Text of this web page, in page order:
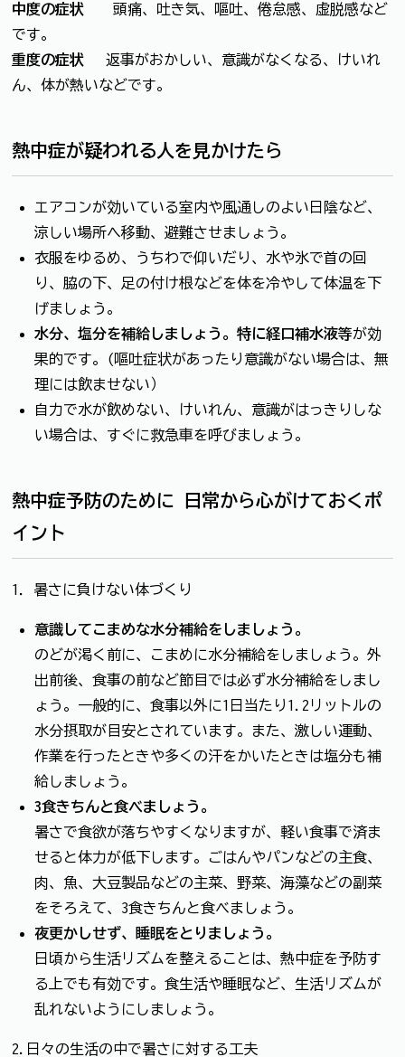
中度の症状 頭痛、吐き気、嘔吐、倦怠感、虚脱感など
です。
重度の症状 返事がおかしい、意識がなくなる、けいれ
ん、体が熱いなどです。
熱中症が疑われる人を見かけたら
エアコンが効いている室内や風通しのよい日陰など、
涼しい場所へ移動、避難させましょう。
衣服をゆるめ、うちわで仰いだり、水や氷で首の回
り、脇の下、足の付け根などを体を冷やして体温を下
げましょう。
水分、塩分を補給しましょう。特に経口補水液等が効
果的です。(嘔吐症状があったり意識がない場合は、無
理には飲ませない）
自力で水が飲めない、けいれん、意識がはっきりしな
い場合は、すぐに救急車を呼びましょう。
熱中症予防のために
日常から心がけておくポ
イント
1．暑さに負けない体づくり
意識してこまめな水分補給をしましょう。
のどが渇く前に、こまめに水分補給をしましょう。外
出前後、食事の前など節目では必ず水分補給をしまし
ょう。一般的に、食事以外に1日当たり1.2リットルの
水分摂取が目安とされています。また、激しい運動、
作業を行ったときや多くの汗をかいたときは塩分も補
給しましょう。
3食きちんと食べましょう。
暑さで食欲が落ちやすくなりますが、軽い食事で済ま
せると体力が低下します。ごはんやパンなどの主食、
肉、魚、大豆製品などの主菜、野菜、海藻などの副菜
をそろえて、3食きちんと食べましょう。
夜更かしせず、睡眠をとりましょう。
日頃から生活リズムを整えることは、熱中症を予防す
る上でも有効です。食生活や睡眠など、生活リズムが
乱れないようにしましょう。
2.日々の生活の中で暑さに対する工夫